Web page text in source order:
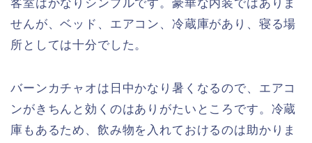
客室はかなりシンプルです。豪華な内装ではありま
せんが、ベッド、エアコン、冷蔵庫があり、寝る場
所としては十分でした。
バーンカチャオは日中かなり暑くなるので、エアコ
ンがきちんと効くのはありがたいところです。冷蔵
庫もあるため、飲み物を入れておけるのは助かりま